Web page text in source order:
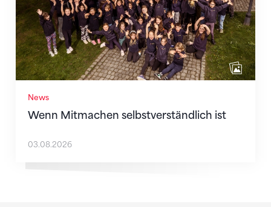
News
Wenn Mitmachen selbstverständlich ist
03.08.2026